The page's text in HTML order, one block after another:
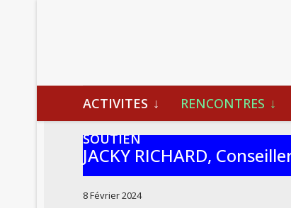
ACTIVITES RENCONTRES
SOUTIEN
JACKY RICHARD,
8 Février 2024